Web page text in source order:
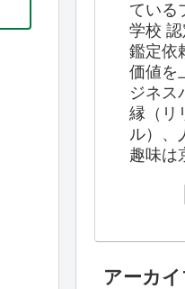
ている
学校 認
鑑定依
価値を
ジネス
縁（リ
ル）、
趣味は
アーカ